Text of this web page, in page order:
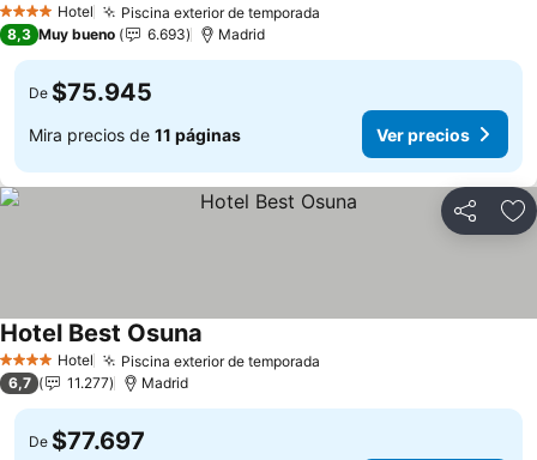
4 EstrellasHotel Piscina exterior de temporada
8,3 Muy bueno 6.693 Madrid
De $75.945
Mira precios de 11 páginas Ver precios
Compartir
4 EstrellasHotel Piscina exterior de temporada
Hotel Best Osuna
6,7 11.277 Madrid
De $77.697